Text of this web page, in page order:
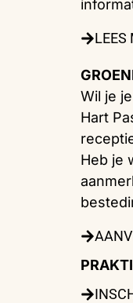
LEES
Wil je
Hart
Heb je